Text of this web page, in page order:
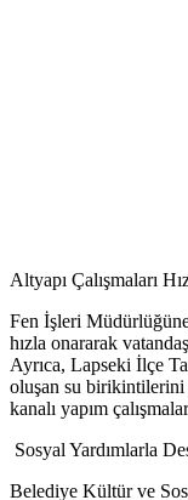
Altyapı Çalışmaları
Fen İşleri Müdürlüğüne
hızla onararak
Ayrıca, Lapseki İlçe
oluşan su birikintilerini
kanalı yapım
Sosyal Yardımlarla
Belediye Kültür ve